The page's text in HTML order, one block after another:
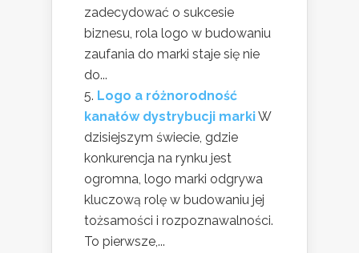
zadecydować o sukcesie
biznesu, rola logo w budowaniu
zaufania do marki staje się nie
do...
Logo a różnorodność
kanałów dystrybucji markiW
dzisiejszym świecie, gdzie
konkurencja na rynku jest
ogromna, logo marki odgrywa
kluczową rolę w budowaniu jej
tożsamości i rozpoznawalności.
To pierwsze,...